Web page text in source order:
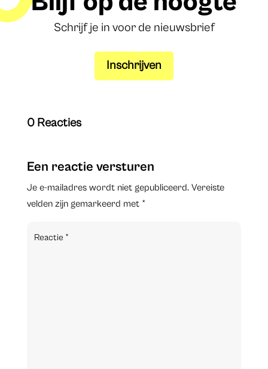
Schrijf je in voor de nieuwsbrief
Inschrijven
0 Reacties
Een reactie versturen
Je e-mailadres wordt niet gepubliceerd. Vereiste
velden zijn gemarkeerd met *